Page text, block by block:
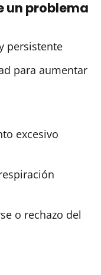
un problema
persistente
para aumentar
excesivo
o rechazo del